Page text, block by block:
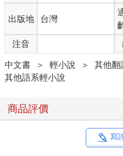
有時我會怨恨自己的雙親，他們沒
秀。哥哥那麼帥，為什麼我長這麼
「妳一直盯著我看，我臉上是有
她身上游移，忍不住問道。
「只是嫉妒妳如此美麗，Pam 姊
都美得如同古代的西施。」我嘟起
「妳實在是太過獎了。」Pam 輕
「我還有什麼地方是讓妳不喜歡的
「我喜歡妳的每一個部分。」
我沒多想就脫口而出，但Pam 明
「我該怎麼回應才好？」
出版地 台灣
注音
中文書 ＞ 輕小說 ＞ 其他翻
其他語系輕小說
商品評價
寫